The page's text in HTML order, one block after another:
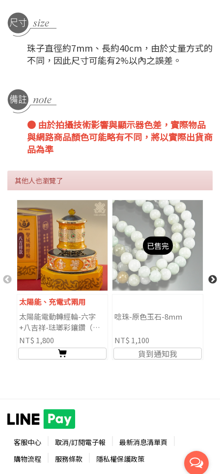
珠子直徑約7mm、長約40cm，由於丈量方式的
不同，因此尺寸可能有2%以內之誤差。
● 由於拍攝技術影響與顯示器色差，實際物品
與網路商品顏色可能略有不同，將以實際出貨商
品為準
其他人也瀏覽了
太陽能、充電式兩用
太陽能電動轉經輪-六字
+八吉祥-琺瑯彩鑲鑽（共
三色）
NT$ 1,800
已售完
唸珠-原色玉石-8mm
NT$ 1,100
貨到通知我
客服中心 取消/訂閱電子報
最新消息清單頁
購物流程
服務條款 隱私權保護政策